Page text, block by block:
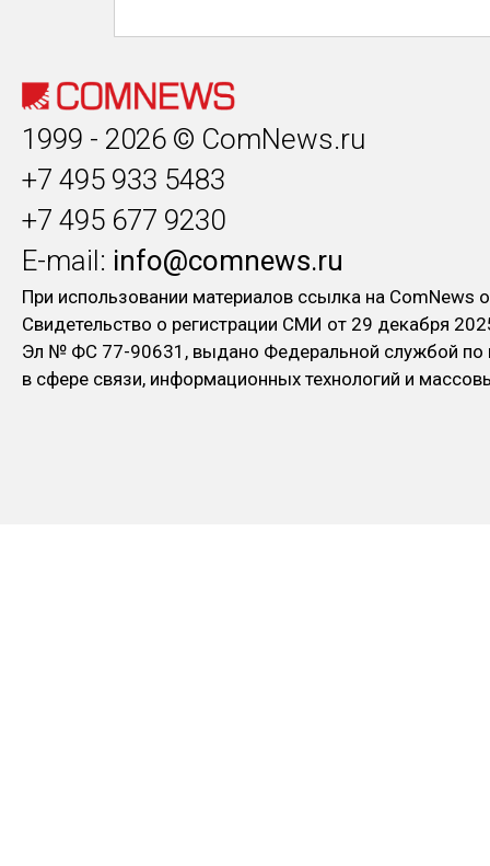
1999 - 2026 © ComNews.ru
+7 495 933 5483
+7 495 677 9230
E-mail: info@comnews.ru
При использовании материалов ссылка на ComNews
Свидетельство о регистрации СМИ от 29 декабря
Эл № ФC 77-90631, выдано Федеральной службой по
в сфере связи, информационных технологий и